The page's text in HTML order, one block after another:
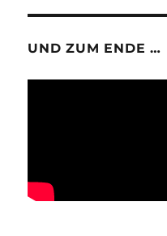
UND ZUM ENDE …